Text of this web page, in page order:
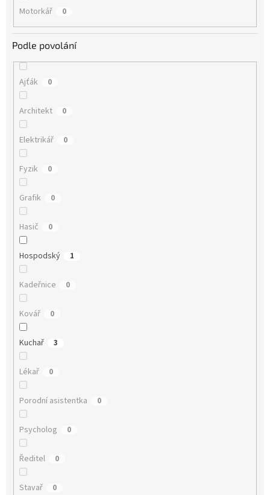
Motorkář 0
Podle povolání
Ajťák 0
Architekt 0
Elektrikář 0
Fyzik 0
Grafik 0
Hasič 0
Hospodský 1
Kadeřnice 0
Kovář 0
Kuchař 3
Lékař 0
Porodní asistentka 0
Psycholog 0
Ředitel 0
Stavař 0